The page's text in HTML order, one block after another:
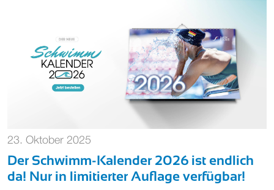
23. Oktober 2025
Der Schwimm-Kalender 2026 ist endlich
da! Nur in limitierter Auflage verfügbar!